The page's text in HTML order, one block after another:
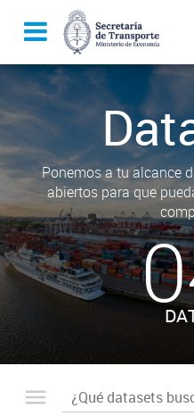
Ponemos a tu alcance
abiertos para que